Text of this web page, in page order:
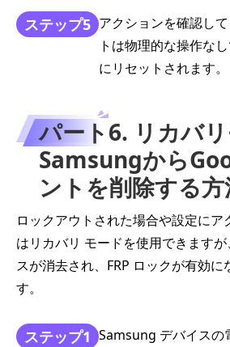
ステップ5 アクションを確認し
トは物理的な操作な
にリセットされます。
パート6. リカバ
Samsungから
ントを削除する
ロックアウトされた場合や設定にア
はリカバリ モードを使用できます
スが消去され、FRP ロックが有効に
す。
ステップ1 Samsung デバイスの